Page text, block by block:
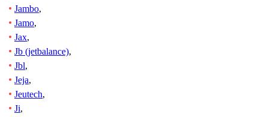
Jambo,
Jamo,
Jax,
Jb (jetbalance),
Jbl,
Jeja,
Jeutech,
Ji,